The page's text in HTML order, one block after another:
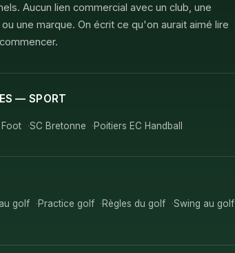
Aucun lien commercial avec un club, une
une marque. On écrit ce qu'on aurait aimé lire
— SPORT
SC Bretonne Poitiers EC Handball
golf Practice golf Règles du golf Swing au golf